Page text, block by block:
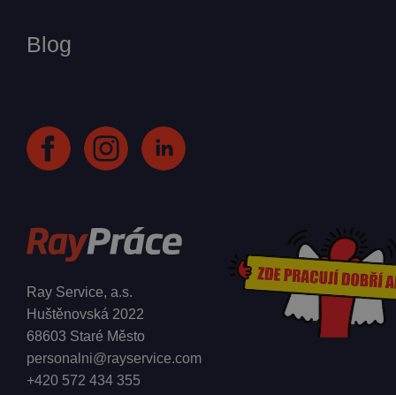
Ray Service, a.s.
Huštěnovská 2022
68603 Staré Město
personalni@rayservice.com
+420 572 434 355
Blog